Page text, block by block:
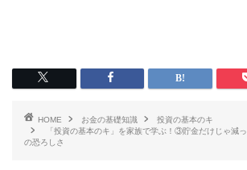
HOME お金の基礎知識
投資の基本のキ
「投資の基本のキ」を家族で学ぶ！③貯金だけじゃ減
の恐ろしさ